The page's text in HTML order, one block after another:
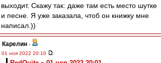
выходит. Скажу так: даже там есть место шутке
и песне. Я уже заказала, чтоб он книжку мне
написал.))
Карелин -
01 ноя 2022 20:10